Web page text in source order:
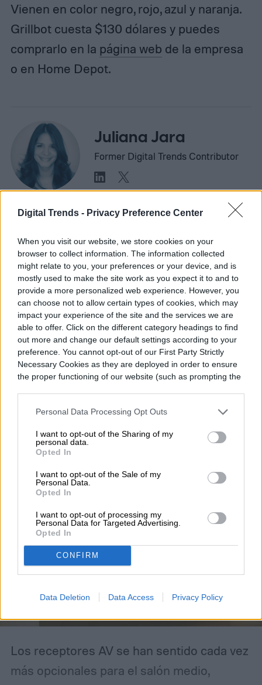
Digital Trends - Privacy Preference Center
When you visit our website, we store cookies on your
browser to collect information. The information collected
might relate to you, your preferences or your device, and is
mostly used to make the site work as you expect it to and to
provide a more personalized web experience. However, you
can choose not to allow certain types of cookies, which may
impact your experience of the site and the services we are
able to offer. Click on the different category headings to find
out more and change our default settings according to your
preference. You cannot opt-out of our First Party Strictly
Necessary Cookies as they are deployed in order to ensure
the proper functioning of our website (such as prompting the
Personal Data Processing Opt Outs
I want to opt-out of the Sharing of my
personal data.
Opted In
I want to opt-out of the Sale of my
Personal Data.
Opted In
I want to opt-out of processing my
Personal Data for Targeted Advertising.
Opted In
CONFIRM
Data Deletion Data Access Privacy Policy
Vienen en color negro, rojo, azul y naranja.
Grillbot cuesta $130 dólares y puedes
comprarlo en la página web de la empresa
o en Home Depot.
Juliana Jara
Former Digital Trends Contributor
Topics
EntretenimientoNoticiasCasa inteligenteHomepage
CASA INTELIGENTE
Marantz actualiza su
CINEMA Series 2 con un
DAC, Dirac Live, y un
mejor soporte
Los receptores AV se han sentido cada vez
más opcionales para el salón medio,